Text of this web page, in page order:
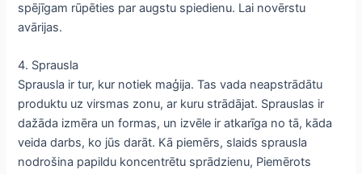
spējīgam rūpēties par augstu spiedienu. Lai novērstu
avārijas.
4. Sprausla
Sprausla ir tur, kur notiek maģija. Tas vada neapstrādātu
produktu uz virsmas zonu, ar kuru strādājat. Sprauslas ir
dažāda izmēra un formas, un izvēle ir atkarīga no tā, kāda
veida darbs, ko jūs darāt. Kā piemērs, slaids sprausla
nodrošina papildu koncentrētu sprādzienu, Piemērots